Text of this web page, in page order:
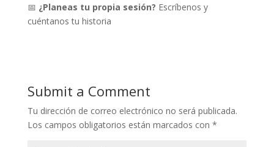
📅 ¿Planeas tu propia sesión? Escríbenos y
cuéntanos tu historia
Submit a Comment
Tu dirección de correo electrónico no será publicada.
Los campos obligatorios están marcados con *